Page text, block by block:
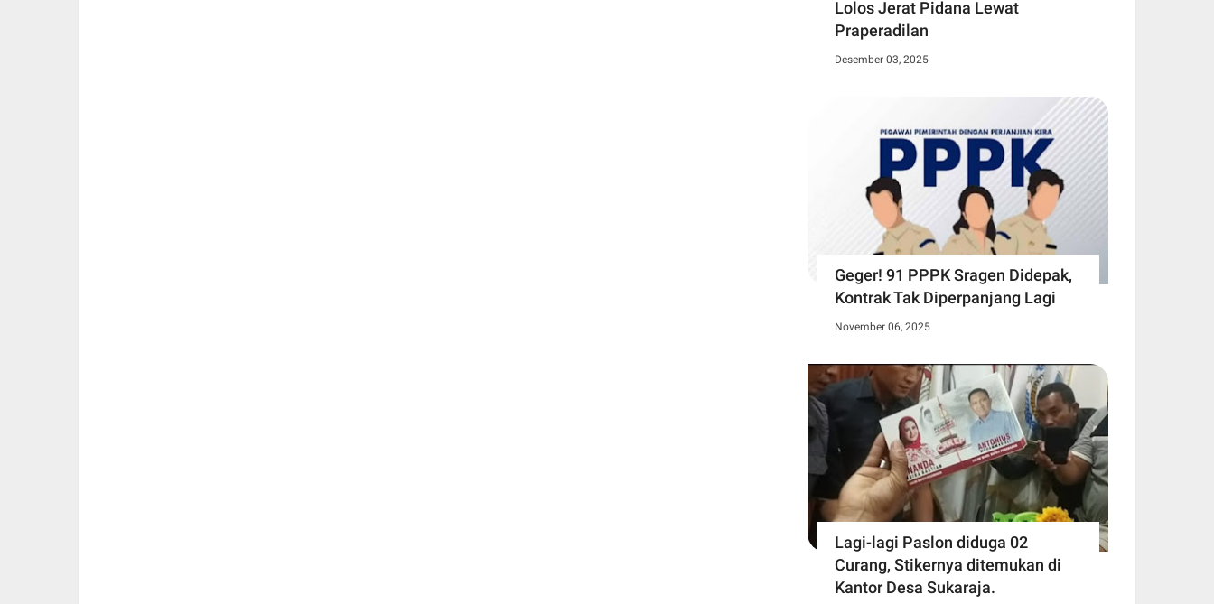
Lolos Jerat Pidana Lewat
Praperadilan
Desember 03, 2025
Geger! 91 PPPK Sragen Didepak,
Kontrak Tak Diperpanjang Lagi
November 06, 2025
Lagi-lagi Paslon diduga 02
Curang, Stikernya ditemukan di
Kantor Desa Sukaraja.